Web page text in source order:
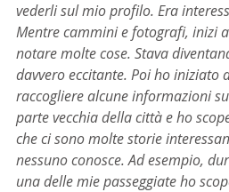
vederli sul mio profilo. Era
Mentre cammini e fotografi, inizi a
notare molte cose. Stava
davvero eccitante. Poi ho iniziato
raccogliere alcune informazioni
parte vecchia della città e ho
che ci sono molte storie
nessuno conosce. Ad esempio,
una delle mie passeggiate ho